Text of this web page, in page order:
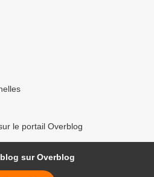
le portail Overblog
sur Overblog